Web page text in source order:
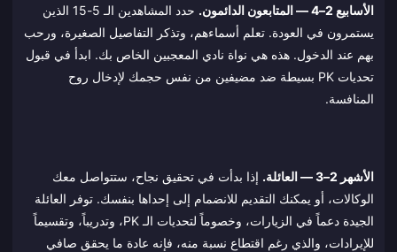
الأسابيع 2–4 — المتابعون الدائمون.
حدد المشاهدين الـ 5-15 الذين
يستمرون في العودة. تعلم أسماءهم، وتذكر التفاصيل الصغيرة، ورحب
بهم عند الدخول. هذه هي نواة نادي المعجبين الخاص بك. ابدأ في قبول
تحديات PK بسيطة ضد مضيفين من نفس حجمك لإدخال روح
المنافسة.
الأشهر 2–3 — العائلة.
إذا بدأت في تحقيق نجاح، ستتواصل معك
الوكالات، أو يمكنك التقديم للانضمام إلى إحداها بنفسك. توفر العائلة
الجيدة دعماً في الزيارات، وخصوماً لتحديات الـ PK، وتدريباً، وتقسيماً
للإيرادات، والذي رغم اقتطاع نسبة منه، فإنه عادة ما يحقق صافي